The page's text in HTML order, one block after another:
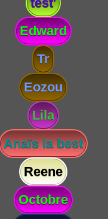
Edward
Tr
Eozou
Lila
Anaïs la best
Reene
Octobre